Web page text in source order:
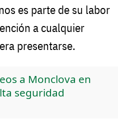
es parte de su labor
a cualquier
presentarse.
a Monclova en
seguridad